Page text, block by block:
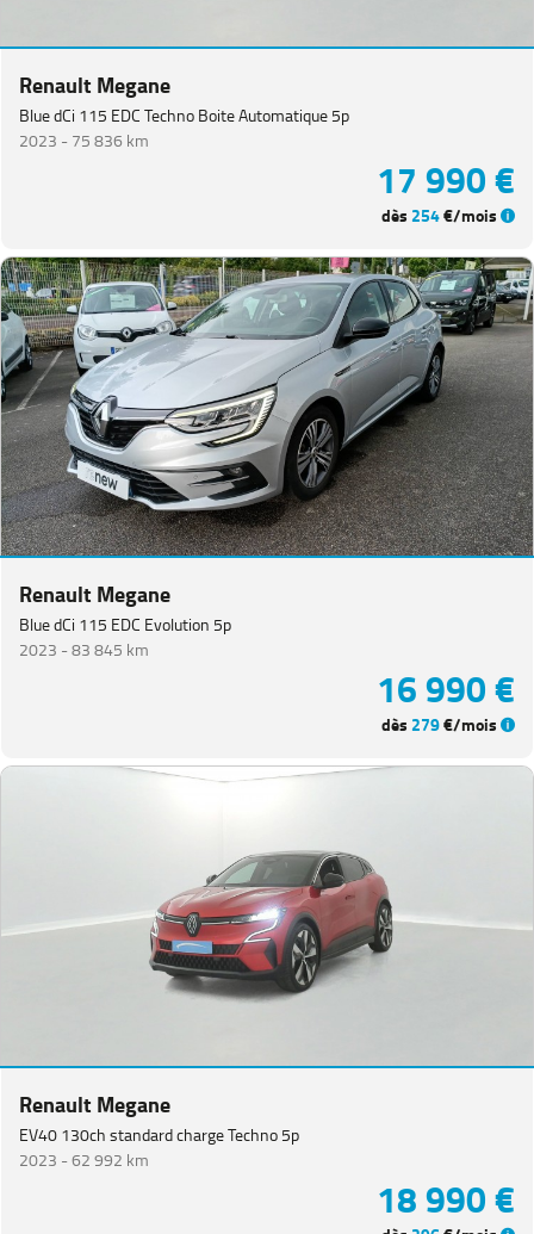
Renault Megane
Blue dCi 115 EDC Techno Boite Automatique 5p
2023 -75 836 km
17 990 €
dès 254€/mois
Renault Megane
Blue dCi 115 EDC Evolution 5p
2023 -83 845 km
16 990 €
dès 279€/mois
Renault Megane
EV40 130ch standard charge Techno 5p
2023 -62 992 km
18 990 €